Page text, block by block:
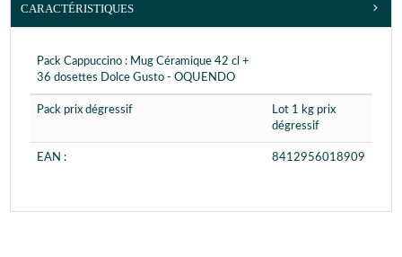
CARACTÉRISTIQUES
Pack Cappuccino : Mug Céramique 42 cl +
36 dosettes Dolce Gusto - OQUENDO
Pack prix dégressif
Lot 1 kg prix
dégressif
EAN : 8412956018909